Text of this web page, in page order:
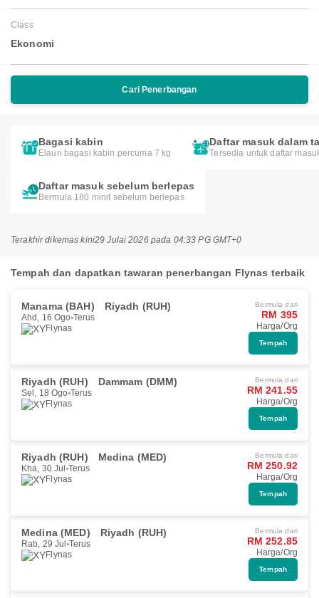
Class
Ekonomi
Cari Penerbangan
Bagasi kabin
Elaun bagasi kabin percuma 7 kg
Daftar masuk dalam
Tersedia untuk daftar
Daftar masuk sebelum berlepas
Bermula 180 minit sebelum berlepas
Terakhir dikemas kini29 Julai 2026 pada 04:33 PG GMT+0
Tempah dan dapatkan tawaran penerbangan Flynas terbaik
Manama (BAH) Riyadh (RUH)
Ahd, 16 Ogo Terus
Flynas
Bermula dari
RM 395
Harga/Org
Tempah
Riyadh (RUH) Dammam (DMM)
Sel, 18 Ogo Terus
Flynas
Bermula dari
RM 241.55
Harga/Org
Tempah
Riyadh (RUH) Medina (MED)
Kha, 30 Jul Terus
Flynas
Bermula dari
RM 250.92
Harga/Org
Tempah
Medina (MED) Riyadh (RUH)
Rab, 29 Jul Terus
Flynas
Bermula dari
RM 252.85
Harga/Org
Tempah